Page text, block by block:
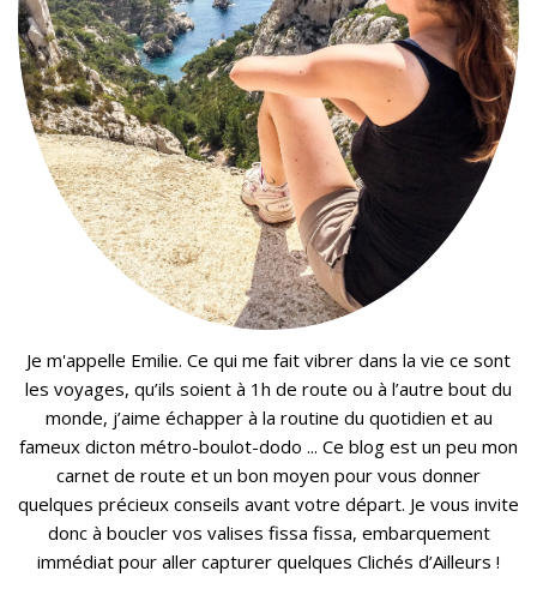
Je m'appelle Emilie. Ce qui me fait vibrer dans la vie ce sont
les voyages, qu’ils soient à 1h de route ou à l’autre bout du
monde, j’aime échapper à la routine du quotidien et au
fameux dicton métro-boulot-dodo ... Ce blog est un peu mon
carnet de route et un bon moyen pour vous donner
quelques précieux conseils avant votre départ. Je vous invite
donc à boucler vos valises fissa fissa, embarquement
immédiat pour aller capturer quelques Clichés d’Ailleurs !